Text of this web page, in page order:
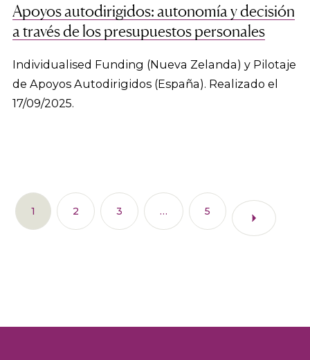
Apoyos autodirigidos: autonomía y decisión
a través de los presupuestos personales
Individualised Funding (Nueva Zelanda) y Pilotaje
de Apoyos Autodirigidos (España). Realizado el
17/09/2025.
1 2 3 … 5